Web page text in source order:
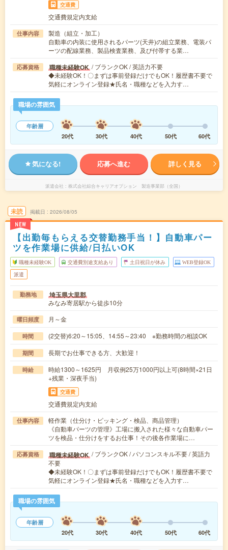
交通費
交通費規定内支給
仕事内容
製造（組立・加工）
自動車の内装に使用されるパーツ(天井)の組立業務、電装パ
ーツの配線業務、製品検査業務、及び付帯する業…
応募資格 職種未経験OK / ブランクOK / 英語力不要
◆未経験OK！〇まずは事前登録だけでもOK！履歴書不要で
気軽にオンライン登録★氏名・職種などを入力す…
職場の雰囲気
年齢層
20代
30代 40代 50代 60代
気になる! 応募へ進む 詳しく見る
派遣会社 株式会社綜合キャリアオプション 製造事業部（全国）
未読
NEW
掲載日 2026/08/05
【出勤毎もらえる交替勤務手当！】自動車パー
ツを作業場に供給/日払いOK
職種未経験OK 交通費別途支給あり 土日祝日が休み WEB登録OK
派遣
勤務地 埼玉県大里郡
みなみ寄居駅から徒歩10分
曜日頻度 月～金
時間 (2交替)6:20～15:05、14:55～23:40 ※勤務時間の相談OK
期間 長期でお仕事できる方、大歓迎！
時給
時給1300～1625円 月収例25万1000円以上可(8時間×21日
+残業・深夜手当)
交通費
交通費規定内支給
仕事内容
軽作業（仕分け・ピッキング・検品、商品管理）
《自動車パーツの管理》工場に搬入された様々な自動車パー
ツを検品・仕分けをするお仕事！その後各作業場に…
応募資格 職種未経験OK / ブランクOK / パソコンスキル不要 / 英語力
不要
◆未経験OK！〇まずは事前登録だけでもOK！履歴書不要で
気軽にオンライン登録★氏名・職種などを入力す…
職場の雰囲気
年齢層
20代
30代 40代 50代 60代